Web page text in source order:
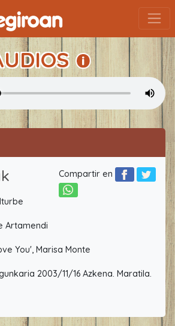
Compartir en
Artamendi
You', Marisa Monte
2003/11/16 Azkena. Maratila.